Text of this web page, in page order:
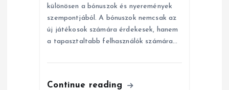
különösen a bónuszok és nyeremények
szempontjából. A bónuszok nemcsak az
új játékosok számára érdekesek, hanem
a tapasztaltabb felhasználók számára…
Continue reading